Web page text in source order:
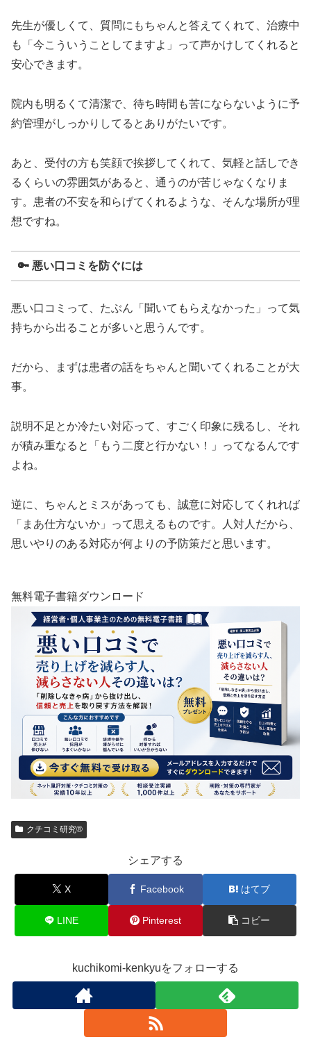
先生が優しくて、質問にもちゃんと答えてくれて、治療中
も「今こういうことしてますよ」って声かけしてくれると
安心できます。
院内も明るくて清潔で、待ち時間も苦にならないように予
約管理がしっかりしてるとありがたいです。
あと、受付の方も笑顔で挨拶してくれて、気軽と話しでき
るくらいの雰囲気があると、通うのが苦じゃなくなりま
す。患者の不安を和らげてくれるような、そんな場所が理
想ですね。
🔑 悪い口コミを防ぐには
悪い口コミって、たぶん「聞いてもらえなかった」って気
持ちから出ることが多いと思うんです。
だから、まずは患者の話をちゃんと聞いてくれることが大
事。
説明不足とか冷たい対応って、すごく印象に残るし、それ
が積み重なると「もう二度と行かない！」ってなるんです
よね。
逆に、ちゃんとミスがあっても、誠意に対応してくれれば
「まあ仕方ないか」って思えるものです。人対人だから、
思いやりのある対応が何よりの予防策だと思います。
無料電子書籍ダウンロード
クチコミ研究®
シェアする
X Facebook はてブ
LINE Pinterest コピー
kuchikomi-kenkyuをフォローする